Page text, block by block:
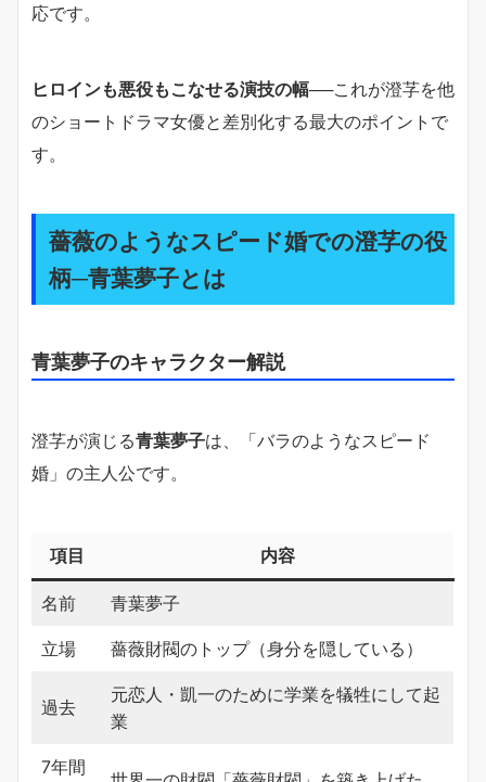
応です。
ヒロインも悪役もこなせる演技の幅──これが澄芓を他
のショートドラマ女優と差別化する最大のポイントで
す。
薔薇のようなスピード婚での澄芓の役
柄─青葉夢子とは
青葉夢子のキャラクター解説
澄芓が演じる青葉夢子は、「バラのようなスピード
婚」の主人公です。
項目 内容
名前 青葉夢子
立場 薔薇財閥のトップ（身分を隠している）
過去
元恋人・凱一のために学業を犠牲にして起
業
7年間